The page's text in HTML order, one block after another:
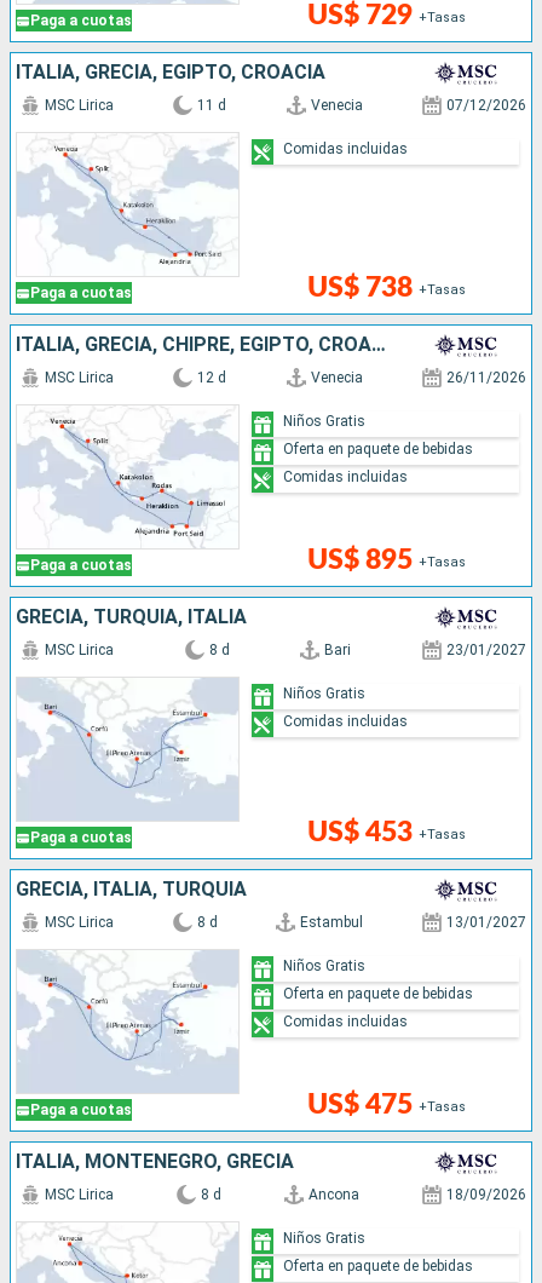
Paga a cuotas US$ 729 +Tasas
ITALIA, GRECIA, EGIPTO, CROACIA
Paga a cuotas
MSC Lirica 11 d Venecia 07/12/2026
US$ 738 +Tasas
Comidas incluidas
ITALIA, GRECIA, CHIPRE, EGIPTO, CROACIA
Paga a cuotas
MSC Lirica 12 d Venecia 26/11/2026
US$ 895 +Tasas
Niños Gratis
Oferta en paquete de bebidas
Comidas incluidas
GRECIA, TURQUÍA, ITALIA
Paga a cuotas
MSC Lirica 8 d Bari 23/01/2027
US$ 453 +Tasas
Niños Gratis
Comidas incluidas
GRECIA, ITALIA, TURQUÍA
Paga a cuotas
MSC Lirica 8 d Estambul 13/01/2027
US$ 475 +Tasas
Niños Gratis
Oferta en paquete de bebidas
Comidas incluidas
ITALIA, MONTENEGRO, GRECIA
MSC Lirica 8 d Ancona 18/09/2026
Niños Gratis
Oferta en paquete de bebidas